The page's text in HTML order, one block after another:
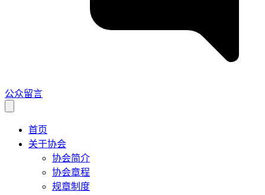
公众留言
首页
关于协会
协会简介
协会章程
规章制度